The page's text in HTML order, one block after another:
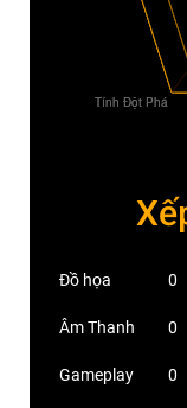
Đồ họa 0
Âm Thanh 0
Gameplay 0